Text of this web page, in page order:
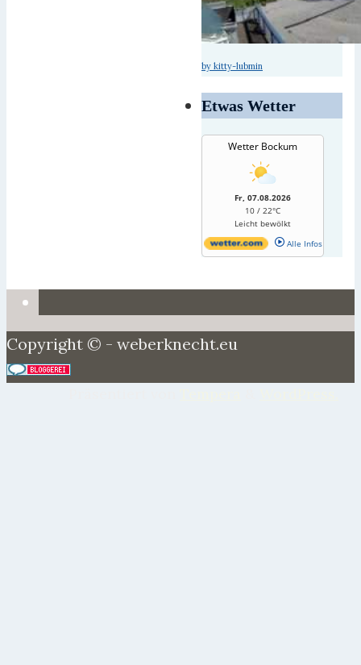
by kitty-lubmin
Etwas Wetter
Wetter Bockum
Fr, 07.08.2026
10 / 22°C
Leicht bewölkt
Alle Infos
Copyright © - weberknecht.eu